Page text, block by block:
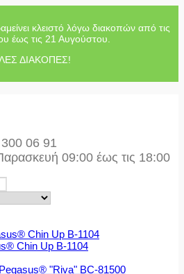
κλειστό λόγω διακοπών από τις
έως τις 21 Αυγούστου.
ΔΙΑΚΟΠΕΣ!
06 91
09:00 έως τις 18:00
Chin Up Β-1104